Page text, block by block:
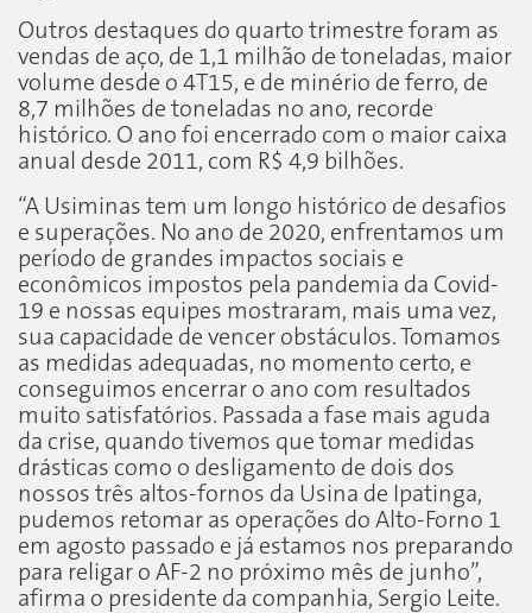
Outros destaques do quarto trimestre foram as
vendas de aço, de 1,1 milhão de toneladas, maior
volume desde o 4T15, e de minério de ferro, de
8,7 milhões de toneladas no ano, recorde
histórico. O ano foi encerrado com o maior caixa
anual desde 2011, com R$ 4,9 bilhões.
“A Usiminas tem um longo histórico de desafios
e superações. No ano de 2020, enfrentamos um
período de grandes impactos sociais e
econômicos impostos pela pandemia da Covid-
19 e nossas equipes mostraram, mais uma vez,
sua capacidade de vencer obstáculos. Tomamos
as medidas adequadas, no momento certo, e
conseguimos encerrar o ano com resultados
muito satisfatórios. Passada a fase mais aguda
da crise, quando tivemos que tomar medidas
drásticas como o desligamento de dois dos
nossos três altos-fornos da Usina de Ipatinga,
pudemos retomar as operações do Alto-Forno 1
em agosto passado e já estamos nos preparando
para religar o AF-2 no próximo mês de junho”,
afirma o presidente da companhia, Sergio Leite.